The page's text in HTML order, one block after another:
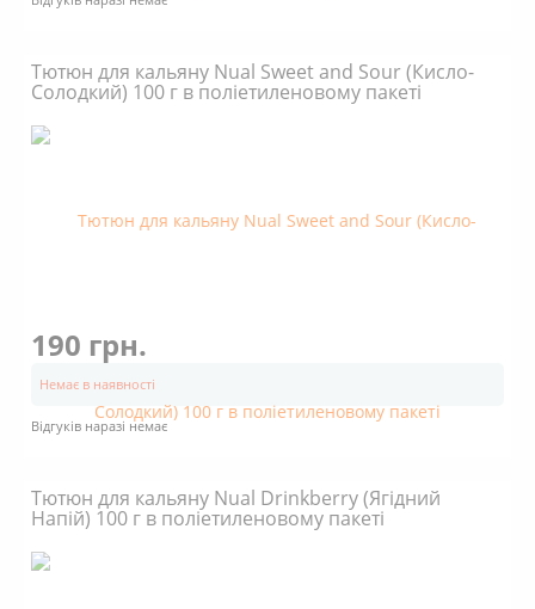
Тютюн для кальяну Nual Sweet and Sour (Кисло-
Солодкий) 100 г в поліетиленовому пакеті
190 грн.
Немає в наявності
Відгуків наразі немає
Тютюн для кальяну Nual Drinkberry (Ягідний
Напій) 100 г в поліетиленовому пакеті